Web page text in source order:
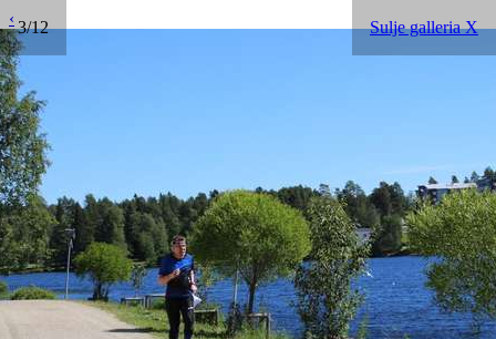
3/12 Sulje galleria X
‹